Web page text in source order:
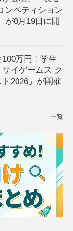
ンペティション
が8月19日に開
100万円！学生
イゲームス ク
2026」が開催
一覧